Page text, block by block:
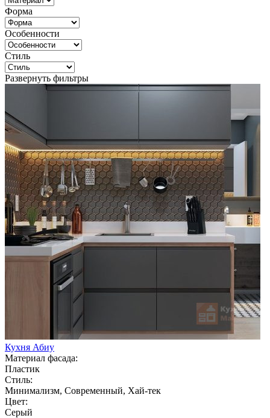
Форма
Особенности
Стиль
Развернуть фильтры
Кухня Абиу
Материал фасада:
Пластик
Стиль:
Минимализм, Современный, Хай-тек
Цвет:
Серый